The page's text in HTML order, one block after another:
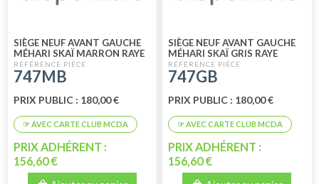
SIÈGE NEUF AVANT GAUCHE
MÉHARI SKAÏ MARRON RAYE
BLANC
747MB
PRIX PUBLIC : 180,00 €
PRIX ADHÉRENT :
156,60 €
SIÈGE NEUF AVANT GAUCHE
MÉHARI SKAÏ GRIS RAYE
BLANC
747GB
PRIX PUBLIC : 180,00 €
PRIX ADHÉRENT :
156,60 €